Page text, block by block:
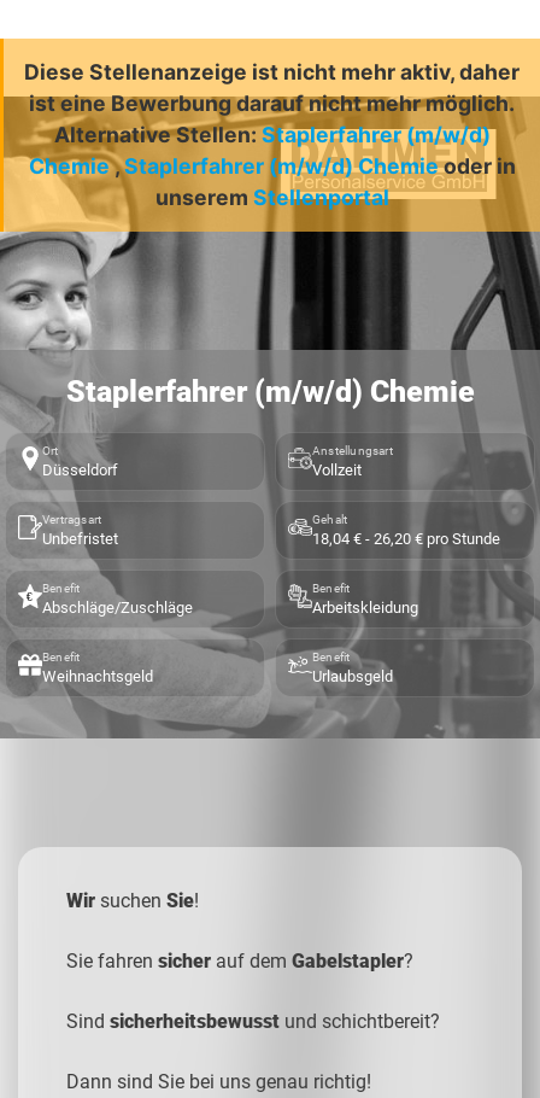
Diese Stellenanzeige ist nicht mehr aktiv, daher
ist eine Bewerbung darauf nicht mehr möglich.
Alternative Stellen:Staplerfahrer (m/w/d)
Chemie,Staplerfahrer (m/w/d) Chemieoder in
unserem Stellenportal
Staplerfahrer (m/w/d) Chemie
Ort
Düsseldorf
Anstellungsart
Vollzeit
Vertragsart
Unbefristet
Gehalt
18,04 € - 26,20 € pro Stunde
Benefit
Abschläge/Zuschläge
Benefit
Arbeitskleidung
Benefit
Weihnachtsgeld
Benefit
Urlaubsgeld
Wir suchen Sie!
Sie fahren sicher auf dem Gabelstapler?
Sind sicherheitsbewusst und schichtbereit?
Dann sind Sie bei uns genau richtig!